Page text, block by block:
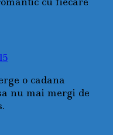
o cadana
nu mai mergi de